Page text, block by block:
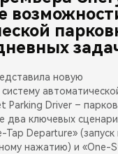
новую
Parking Driver –
два ключевых
Tap Departure»
нажатию) и «One-